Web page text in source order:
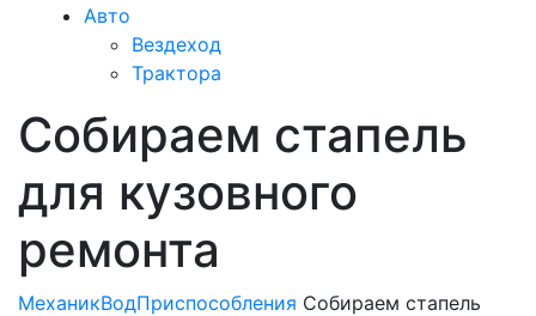
Авто
Вездеход
Трактора
Закрыть
меню
Собираем стапель
для кузовного
ремонта
МеханикВодПриспособления Собираем стапель